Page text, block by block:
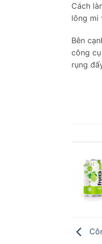
Cách
lông mi
Bên
công
rụng